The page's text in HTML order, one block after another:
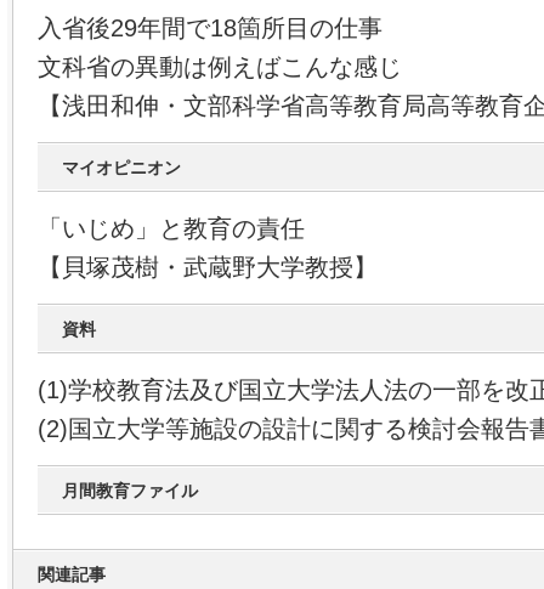
入省後29年間で18箇所目の仕事
文科省の異動は例えばこんな感じ
【浅田和伸・文部科学省高等教育局高等教育
マイオピニオン
「いじめ」と教育の責任
【貝塚茂樹・武蔵野大学教授】
資料
(1)学校教育法及び国立大学法人法の一部を改
(2)国立大学等施設の設計に関する検討会報告
月間教育ファイル
関連記事